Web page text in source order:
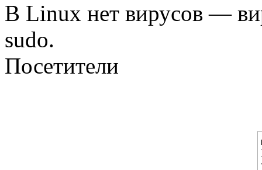
В Linux нет вирусов —
sudo.
Посетители